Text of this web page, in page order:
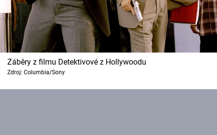
Záběry z filmu Detektivové z Hollywoodu
Zdroj: Columbia/Sony